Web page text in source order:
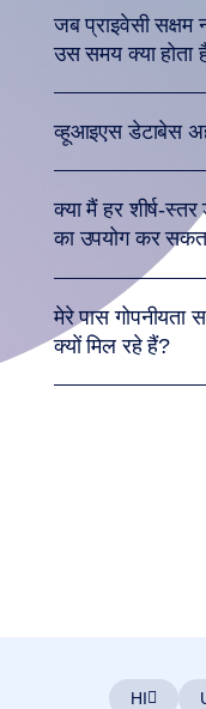
जब प्राइवेसी सक्षम
उस समय क्या होता
व्हूआइएस डेटाबेस
क्या मैं हर शीर्ष-
का उपयोग कर
मेरे पास
क्यों मिल रहे हैं?
HI